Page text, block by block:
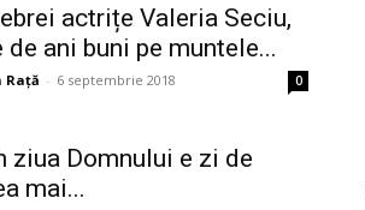
actrițe Valeria Seciu,
ani buni pe muntele...
Raţă - 6 septembrie 2018 0
ziua Domnului e zi de
mai...